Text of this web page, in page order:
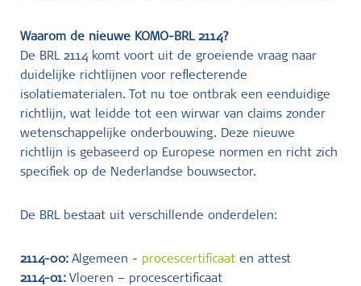
Waarom de nieuwe KOMO-BRL 2114?
De BRL 2114 komt voort uit de groeiende vraag naar
duidelijke richtlijnen voor reflecterende
isolatiematerialen. Tot nu toe ontbrak een eenduidige
richtlijn, wat leidde tot een wirwar van claims zonder
wetenschappelijke onderbouwing. Deze nieuwe
richtlijn is gebaseerd op Europese normen en richt zich
specifiek op de Nederlandse bouwsector.
De BRL bestaat uit verschillende onderdelen:
2114-00: Algemeen - procescertificaat en attest
2114-01: Vloeren – procescertificaat